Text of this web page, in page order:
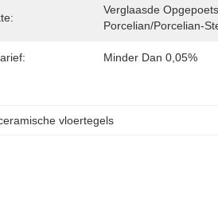
Verglaasde
Porcelian/Porcelian-
Minder Dan 0,05%
vloertegels